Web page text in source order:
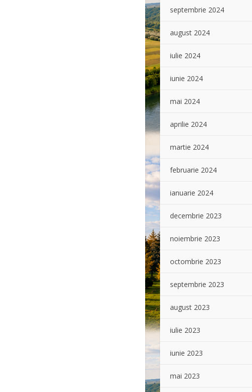
septembrie 2024
august 2024
iulie 2024
iunie 2024
mai 2024
aprilie 2024
martie 2024
februarie 2024
ianuarie 2024
decembrie 2023
noiembrie 2023
octombrie 2023
septembrie 2023
august 2023
iulie 2023
iunie 2023
mai 2023